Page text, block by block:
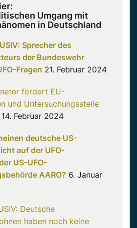
Umgang mit
in Deutschland
Sprecher des
der Bundeswehr
Fragen 21. Februar 2024
fordert EU-
und Untersuchungsstelle
14. Februar 2024
deutsche US-
auf der UFO-
US-UFO-
AARO? 6. Januar
Deutsche
haben noch keine